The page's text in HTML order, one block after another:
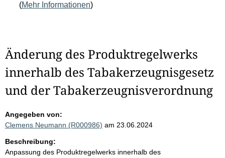
(Mehr Informationen)
Änderung des Produktregelwerks
innerhalb des Tabakerzeugnisgesetz
und der Tabakerzeugnisverordnung
Angegeben von:
Clemens Neumann (R000986) am 23.06.2024
Beschreibung:
Anpassung des Produktregelwerks innerhalb des